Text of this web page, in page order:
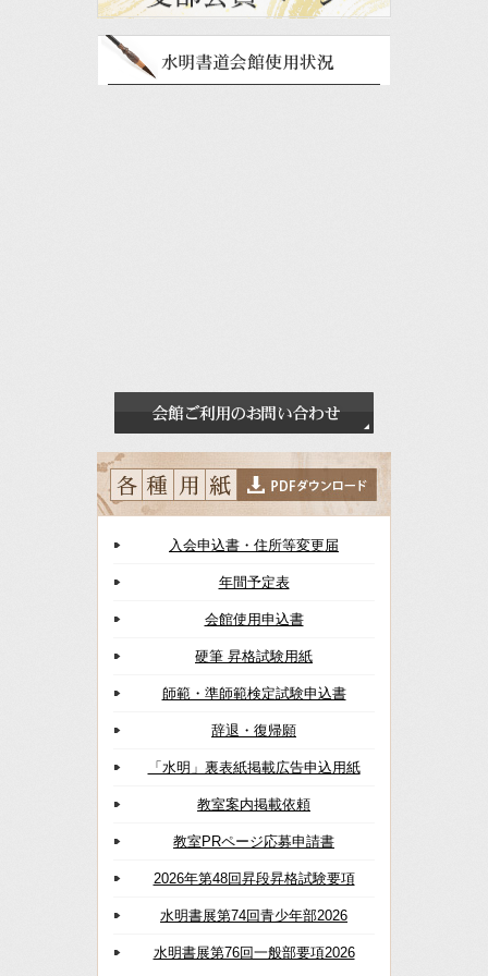
入会申込書・住所等変更届
年間予定表
会館使用申込書
硬筆 昇格試験用紙
師範・準師範検定試験申込書
辞退・復帰願
「水明」裏表紙掲載広告申込用紙
教室案内掲載依頼
教室PRページ応募申請書
2026年第48回昇段昇格試験要項
水明書展第74回青少年部2026
水明書展第76回一般部要項2026